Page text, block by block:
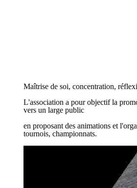
Maîtrise de soi, concentration,
L'association a pour objectif la
vers un large public
en proposant des animations et
tournois, championnats.
Maîtrise de soi, concentration,
L'association a pour objectif la
vers un large public
en proposant des animations et
tournois, championnats.